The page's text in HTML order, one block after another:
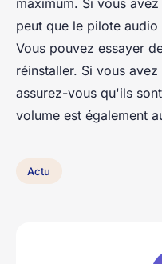
maximum. Si vous
peut que le pilote
Vous pouvez essayer
réinstaller. Si vous
assurez-vous qu'ils
volume est également
Actu